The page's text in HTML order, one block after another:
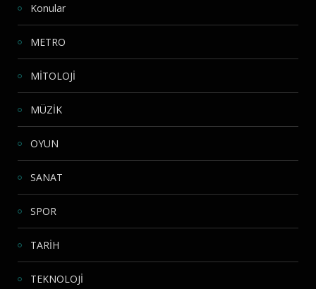
Konular
METRO
MİTOLOJİ
MÜZİK
OYUN
SANAT
SPOR
TARİH
TEKNOLOJİ